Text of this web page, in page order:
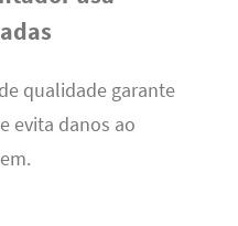
qualidade garante
evita danos ao